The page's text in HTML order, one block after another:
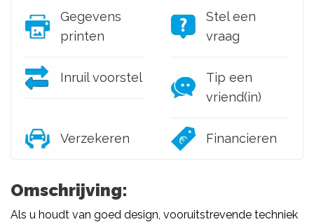
Gegevens
printen
Stel een
vraag
Inruil voorstel
Tip een
vriend(in)
Verzekeren Financieren
Omschrijving:
Als u houdt van goed design, vooruitstrevende techniek